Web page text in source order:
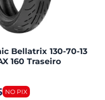
Bellatrix 130-70-13
160 Traseiro